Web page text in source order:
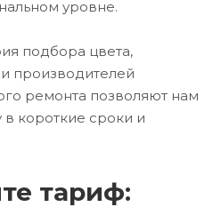
уровне.
подбора цвета,
производителей
ремонта позволяют нам
короткие сроки и
тариф: